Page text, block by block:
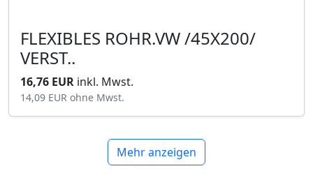
FLEXIBLES ROHR.VW /45X200/
VERST..
16,76 EUR inkl. Mwst.
14,09 EUR ohne Mwst.
Mehr anzeigen